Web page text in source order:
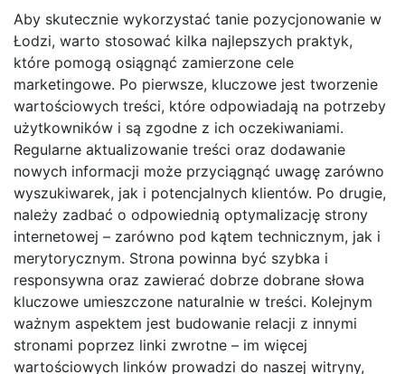
Aby skutecznie wykorzystać tanie pozycjonowanie w
Łodzi, warto stosować kilka najlepszych praktyk,
które pomogą osiągnąć zamierzone cele
marketingowe. Po pierwsze, kluczowe jest tworzenie
wartościowych treści, które odpowiadają na potrzeby
użytkowników i są zgodne z ich oczekiwaniami.
Regularne aktualizowanie treści oraz dodawanie
nowych informacji może przyciągnąć uwagę zarówno
wyszukiwarek, jak i potencjalnych klientów. Po drugie,
należy zadbać o odpowiednią optymalizację strony
internetowej – zarówno pod kątem technicznym, jak i
merytorycznym. Strona powinna być szybka i
responsywna oraz zawierać dobrze dobrane słowa
kluczowe umieszczone naturalnie w treści. Kolejnym
ważnym aspektem jest budowanie relacji z innymi
stronami poprzez linki zwrotne – im więcej
wartościowych linków prowadzi do naszej witryny,